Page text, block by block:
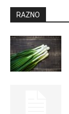
RAZNO